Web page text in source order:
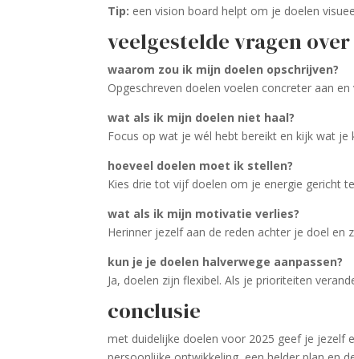
Tip: een vision board helpt om je doelen
veelgestelde vragen
waarom zou ik mijn doelen opschrijven?
Opgeschreven doelen voelen concreter aan
wat als ik mijn doelen niet haal?
Focus op wat je wél hebt bereikt en kijk wat je
hoeveel doelen moet ik stellen?
Kies drie tot vijf doelen om je energie gericht
wat als ik mijn motivatie verlies?
Herinner jezelf aan de reden achter je doel en
kun je je doelen halverwege aanpassen?
Ja, doelen zijn flexibel. Als je prioriteiten
conclusie
met duidelijke doelen voor 2025 geef je jezelf